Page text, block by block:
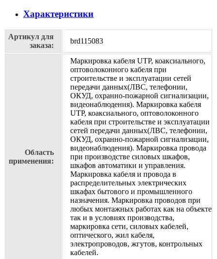
Характеристики
Артикул для
заказа:
brd115083
Область
применения:
Маркировка кабеля UTP, коаксиального,
оптоволоконного кабеля при
строительстве и эксплуатации сетей
передачи данных(ЛВС, телефонии,
ОКУД, охранно-пожарной сигнализации,
видеонаблюдения). Маркировка кабеля
UTP, коаксиального, оптоволоконного
кабеля при строительстве и эксплуатации
сетей передачи данных(ЛВС, телефонии,
ОКУД, охранно-пожарной сигнализации,
видеонаблюдения). Маркировка провода
при производстве силовых шкафов,
шкафов автоматики и управления.
Маркировка кабеля и провода в
распределительных электрических
шкафах бытового и промышленного
назначения. Маркировка проводов при
любых монтажных работах как на объекте
так и в условиях производства,
маркировка сети, силовых кабелей,
оптического, жил кабеля,
электропроводов, жгутов, контрольных
кабелей.